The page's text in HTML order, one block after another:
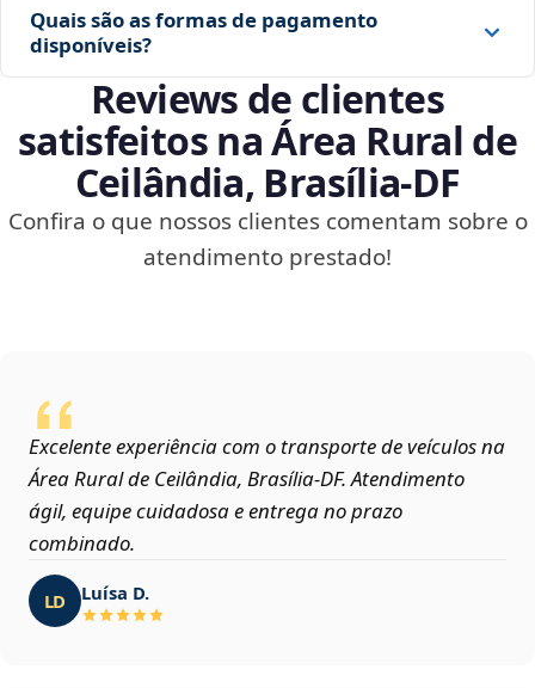
Quais são as formas de pagamento
disponíveis?
Reviews de clientes
satisfeitos na Área Rural de
Ceilândia, Brasília‑DF
Confira o que nossos clientes comentam sobre o
atendimento prestado!
Excelente experiência com o transporte de veículos na
Área Rural de Ceilândia, Brasília‑DF. Atendimento
ágil, equipe cuidadosa e entrega no prazo
combinado.
LD Luísa D.